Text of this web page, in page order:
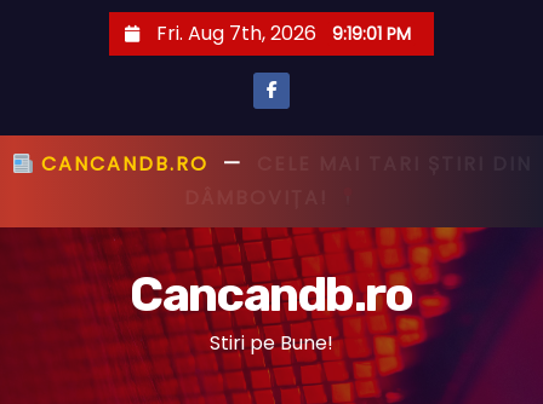
Fri. Aug 7th, 2026 9:19:02 PM
CANCANDB.RO—
Cancandb.ro
Stiri pe Bune!